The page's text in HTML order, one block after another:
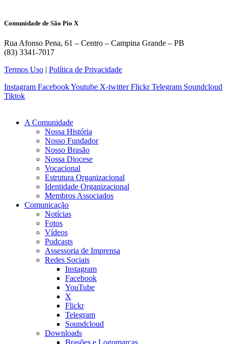
Comunidade de São Pio X
Rua Afonso Pena, 61 – Centro – Campina Grande – PB
(83) 3341-7017
Termos Uso | Política de Privacidade
Instagram FacebookYoutube X-twitter Flickr Telegram Soundcloud
Tiktok
A Comunidade
Nossa História
Nosso Fundador
Nosso Brasão
Nossa Diocese
Vocacional
Estrutura Organizacional
Identidade Organizacional
Membros Associados
Comunicação
Notícias
Fotos
Vídeos
Podcasts
Assessoria de Imprensa
Redes Sociais
Instagram
Facebook
YouTube
X
Flickr
Telegram
Soundcloud
Downloads
Brasões e Logomarcas